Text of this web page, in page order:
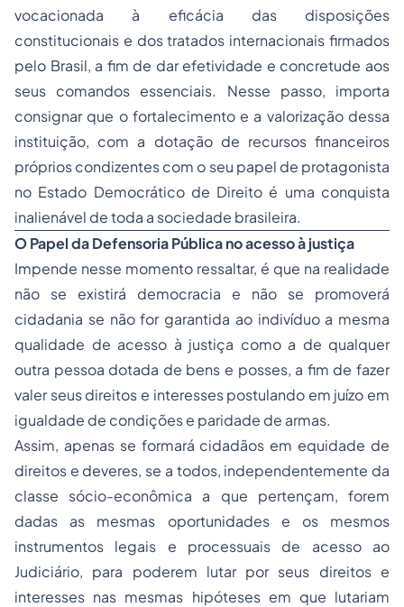
vocacionada à eficácia das disposições
constitucionais e dos tratados internacionais firmados
pelo Brasil, a fim de dar efetividade e concretude aos
seus comandos essenciais. Nesse passo, importa
consignar que o fortalecimento e a valorização dessa
instituição, com a dotação de recursos financeiros
próprios condizentes com o seu papel de protagonista
no Estado Democrático de Direito é uma conquista
inalienável de toda a sociedade brasileira.
O Papel da Defensoria Pública no acesso à justiça
Impende nesse momento ressaltar, é que na realidade
não se existirá democracia e não se promoverá
cidadania se não for garantida ao indivíduo a mesma
qualidade de acesso à justiça como a de qualquer
outra pessoa dotada de bens e posses, a fim de fazer
valer seus direitos e interesses postulando em juízo em
igualdade de condições e paridade de armas.
Assim, apenas se formará cidadãos em equidade de
direitos e deveres, se a todos, independentemente da
classe sócio-econômica a que pertençam, forem
dadas as mesmas oportunidades e os mesmos
instrumentos legais e processuais de acesso ao
Judiciário, para poderem lutar por seus direitos e
interesses nas mesmas hipóteses em que lutariam